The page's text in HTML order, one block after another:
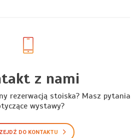
z nami
rezerwacją stoiska? Masz pytania
wystawy?
DO KONTAKTU